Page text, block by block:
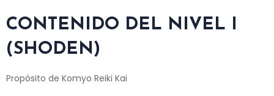
CONTENIDO DEL NIVEL I
(SHODEN)
Propósito de Komyo Reiki Kai